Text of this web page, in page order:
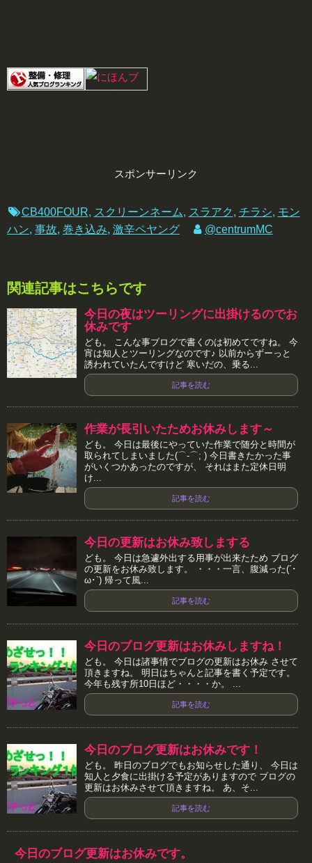
スポンサーリンク
CB400FOUR, スクリーンネーム, スラアク , チラシ, モン
ハン, 事故, 巻き込み, 激辛ペヤング @centrumMC
関連記事はこちらです
今日の夜はツーリングに出掛けるのでお
休みです
ども。 こんな事ブログで書くのは初めてですね。 今
宵は知人とツーリングなのです♪ 以前からずーっと
誘われていたんですけど 寒いだの、乗る...
記事を読む
作業が長引いたためお休みします～
ども。 今日は最後にやっていた作業で随分と時間が
取られてしまいました(⌒-⌒; ) 今日書きたかった事
がいくつかあったのですが、 それはまた定休日明
け...
記事を読む
今日の更新はお休み致しまする
ども。 今日は急遽外出する用事が出来たため ブログ
の更新をお休み致します。 ・・・一言、腹減った(´･
ω･`) 帰って風...
記事を読む
今日のブログ更新はお休みしますね！
ども。 今日は諸事情でブログの更新はお休み させて
頂きますね。 明日はちゃんと記事を書く予定です。
今年も残す所10日ほど・・・・か。 ...
記事を読む
今日のブログ更新はお休みです！
ども。 昨日のブログでもお知らせした通り、 今日は
知人と夕食に出掛ける予定がありますので ブログの
更新はお休みさせて頂きますね。 あ、そ...
記事を読む
今日のブログ更新はお休みです。